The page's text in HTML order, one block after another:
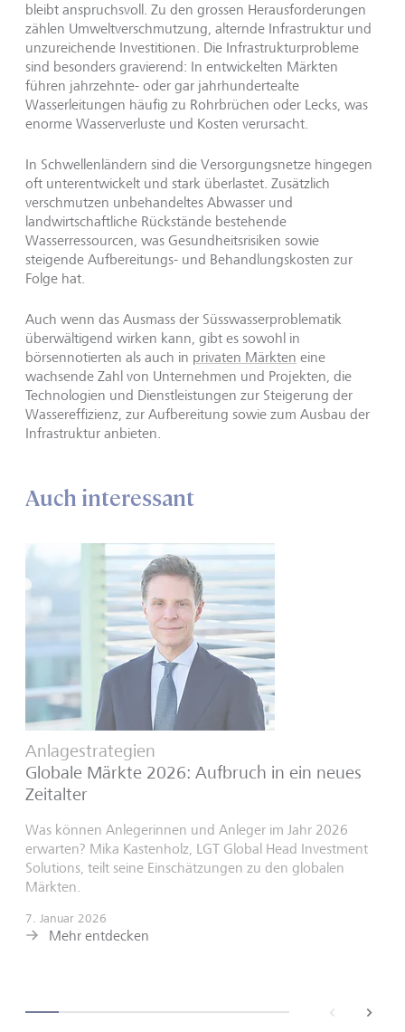
bleibt anspruchsvoll. Zu den grossen Herausforderungen
zählen Umweltverschmutzung, alternde Infrastruktur und
unzureichende Investitionen. Die Infrastrukturprobleme
sind besonders gravierend: In entwickelten Märkten
führen jahrzehnte- oder gar jahrhundertealte
Wasserleitungen häufig zu Rohrbrüchen oder Lecks, was
enorme Wasserverluste und Kosten verursacht.
In Schwellenländern sind die Versorgungsnetze hingegen
oft unterentwickelt und stark überlastet. Zusätzlich
verschmutzen unbehandeltes Abwasser und
landwirtschaftliche Rückstände bestehende
Wasserressourcen, was Gesundheitsrisiken sowie
steigende Aufbereitungs- und Behandlungskosten zur
Folge hat.
Auch wenn das Ausmass der Süsswasserproblematik
überwältigend wirken kann, gibt es sowohl in
börsennotierten als auch in privaten Märkten eine
wachsende Zahl von Unternehmen und Projekten, die
Technologien und Dienstleistungen zur Steigerung der
Wassereffizienz, zur Aufbereitung sowie zum Ausbau der
Infrastruktur anbieten.
Auch interessant
Anlagestrategien
Globale Märkte 2026: Aufbruch in ein neues
Zeitalter
Was können Anlegerinnen und Anleger im Jahr 2026
erwarten? Mika Kastenholz, LGT Global Head Investment
Solutions, teilt seine Einschätzungen zu den globalen
Märkten.
7. Januar 2026
Mehr entdecken
next